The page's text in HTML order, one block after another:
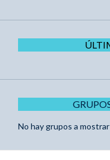
No hay grupos a mostrar